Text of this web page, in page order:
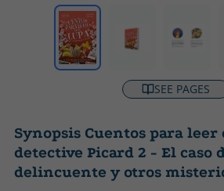
SEE PAGES
Synopsis Cuentos para
detective Picard 2 - El caso
delincuente y otros